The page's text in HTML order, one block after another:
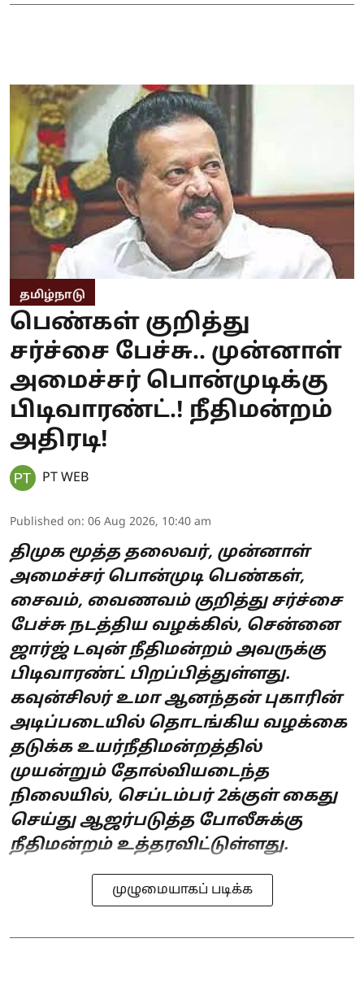
தமிழ்நாடு
பெண்கள் குறித்து
சர்ச்சை பேச்சு.. முன்னாள்
அமைச்சர் பொன்முடிக்கு
பிடிவாரண்ட்.! நீதிமன்றம்
அதிரடி!
PT WEB
Published on: 06 Aug 2026, 10:40 am
திமுக மூத்த தலைவர், முன்னாள்
அமைச்சர் பொன்முடி பெண்கள்,
சைவம், வைணவம் குறித்து சர்ச்சை
பேச்சு நடத்திய வழக்கில், சென்னை
ஜார்ஜ் டவுன் நீதிமன்றம் அவருக்கு
பிடிவாரண்ட் பிறப்பித்துள்ளது.
கவுன்சிலர் உமா ஆனந்தன் புகாரின்
அடிப்படையில் தொடங்கிய வழக்கை
தடுக்க உயர்நீதிமன்றத்தில்
முயன்றும் தோல்வியடைந்த
நிலையில், செப்டம்பர் 2க்குள் கைது
செய்து ஆஜர்படுத்த போலீசுக்கு
நீதிமன்றம் உத்தரவிட்டுள்ளது.
முழுமையாகப் படிக்க